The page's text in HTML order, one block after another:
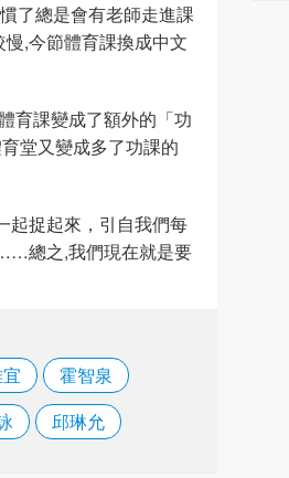
了總是會有老師走進課
,今節體育課換成中文
育課變成了額外的「功
堂又變成多了功課的
起捉起來，引自我們每
總之,我們現在就是要
霍智泉
邱琳允